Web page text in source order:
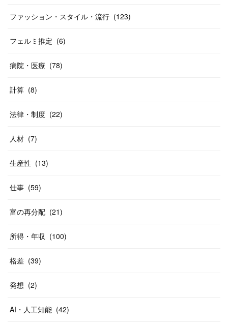
ファッション・スタイル・流行 (123)
フェルミ推定 (6)
病院・医療 (78)
計算 (8)
法律・制度 (22)
人材 (7)
生産性 (13)
仕事 (59)
富の再分配 (21)
所得・年収 (100)
格差 (39)
発想 (2)
AI・人工知能 (42)